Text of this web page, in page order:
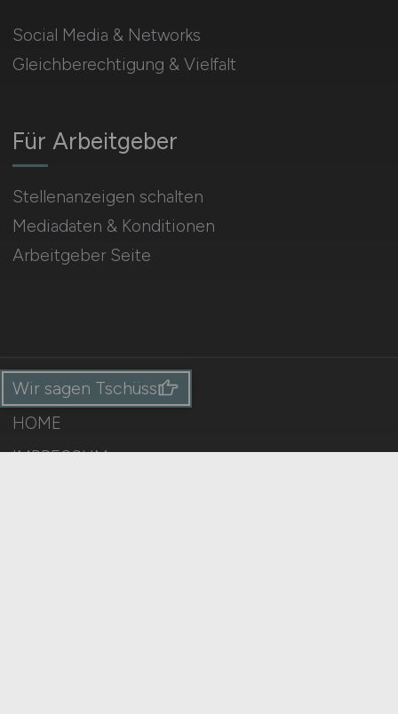
Social Media & Networks
Gleichberechtigung & Vielfalt
Für Arbeitgeber
Stellenanzeigen schalten
Mediadaten & Konditionen
Arbeitgeber Seite
HOME
IMPRESSUM
Wir sagen Tschüss